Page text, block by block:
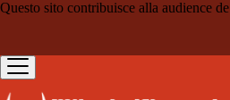
Questo sito contribuisce alla audience de